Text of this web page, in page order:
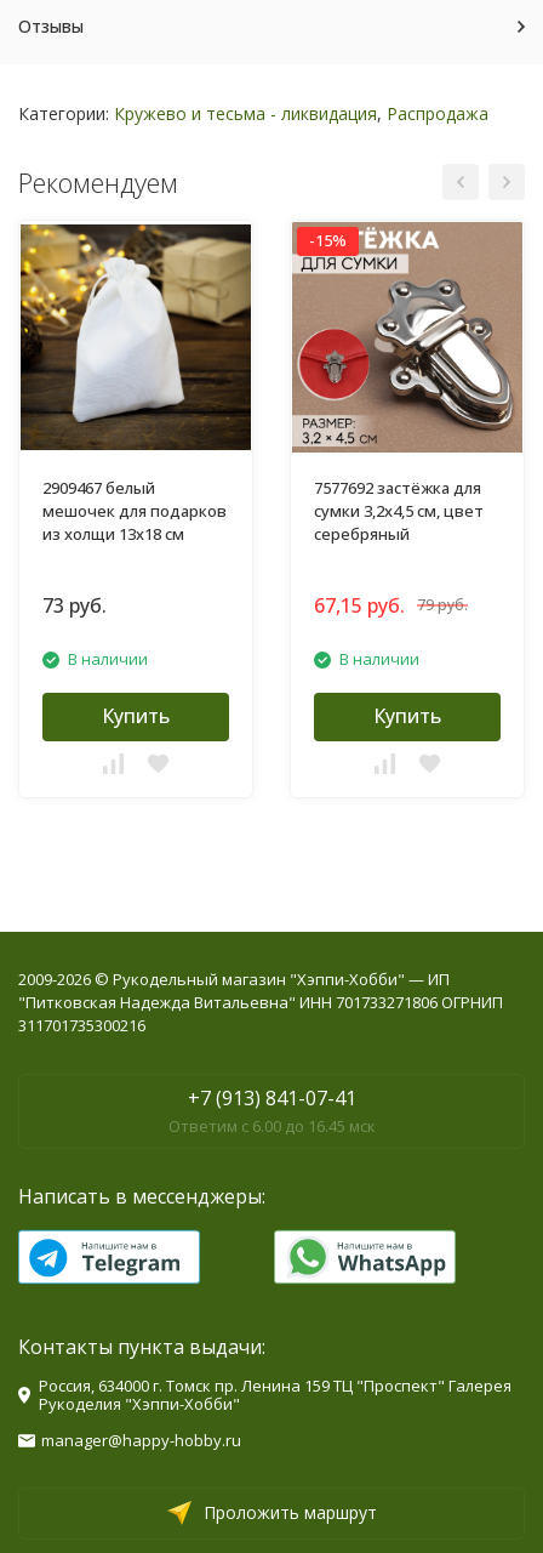
Отзывы
Категории: Кружево и тесьма - ликвидация, Распродажа
Рекомендуем
2909467 белый
мешочек для подарков
из холщи 13х18 см
73 руб.
В наличии
Купить
-15%
7577692 застёжка для
сумки 3,2х4,5 см, цвет
серебряный
67,15 руб. 79 руб.
В наличии
Купить
2009-2026 © Рукодельный магазин "Хэппи-Хобби" — ИП
"Питковская Надежда Витальевна" ИНН 701733271806 ОГРНИП
311701735300216
+7 (913) 841-07-41
Ответим с 6.00 до 16.45 мск
Написать в мессенджеры:
Контакты пункта выдачи:
Россия, 634000 г. Томск пр. Ленина 159 ТЦ "Проспект" Галерея
Рукоделия "Хэппи-Хобби"
manager@happy-hobby.ru
Проложить маршрут